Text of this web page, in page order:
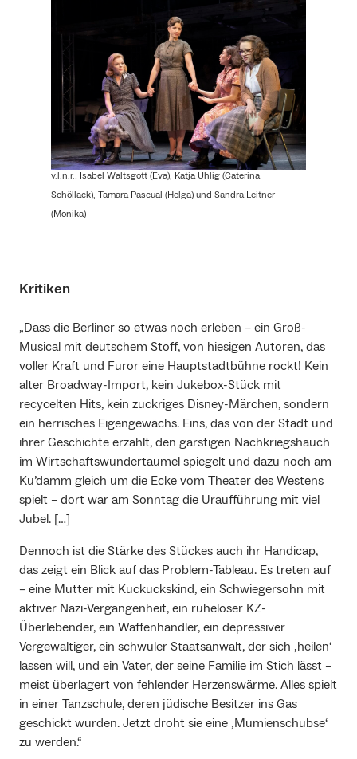
v.l.n.r.: Isabel Waltsgott (Eva), Katja Uhlig (Caterina
Schöllack), Tamara Pascual (Helga) und Sandra Leitner
(Monika)
Kritiken
„Dass die Berliner so etwas noch erleben – ein Groß-
Musical mit deutschem Stoff, von hiesigen Autoren, das
voller Kraft und Furor eine Hauptstadtbühne rockt! Kein
alter Broadway-Import, kein Jukebox-Stück mit
recycelten Hits, kein zuckriges Disney-Märchen, sondern
ein herrisches Eigengewächs. Eins, das von der Stadt und
ihrer Geschichte erzählt, den garstigen Nachkriegshauch
im Wirtschaftswundertaumel spiegelt und dazu noch am
Ku’damm gleich um die Ecke vom Theater des Westens
spielt – dort war am Sonntag die Uraufführung mit viel
Jubel. […]
Dennoch ist die Stärke des Stückes auch ihr Handicap,
das zeigt ein Blick auf das Problem-Tableau. Es treten auf
– eine Mutter mit Kuckuckskind, ein Schwiegersohn mit
aktiver Nazi-Vergangenheit, ein ruheloser KZ-
Überlebender, ein Waffenhändler, ein depressiver
Vergewaltiger, ein schwuler Staatsanwalt, der sich ‚heilen‘
lassen will, und ein Vater, der seine Familie im Stich lässt –
meist überlagert von fehlender Herzenswärme. Alles spielt
in einer Tanzschule, deren jüdische Besitzer ins Gas
geschickt wurden. Jetzt droht sie eine ‚Mumienschubse‘
zu werden.“